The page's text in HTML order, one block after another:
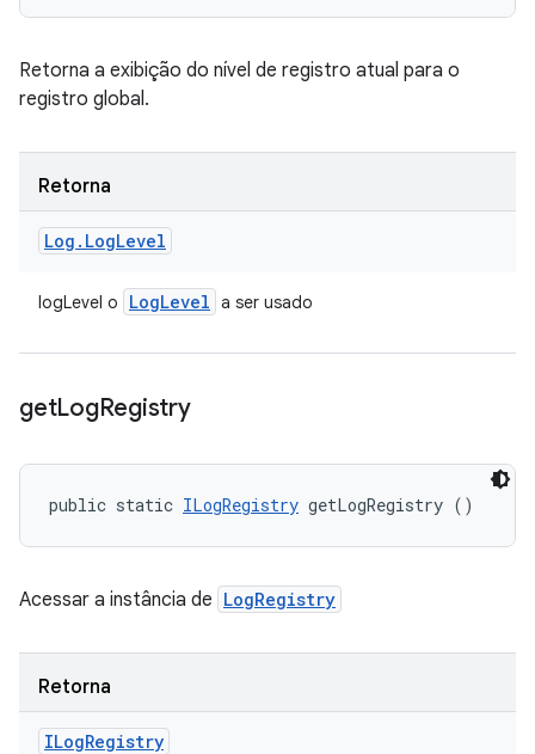
Retorna a exibição do nível de registro atual para o
registro global.
Retorna
Log . LogLevel
logLevel o LogLevel a ser usado
getLogRegistry
public static ILogRegistry getLogRegistry ()
Acessar a instância de LogRegistry
Retorna
ILogRegistry